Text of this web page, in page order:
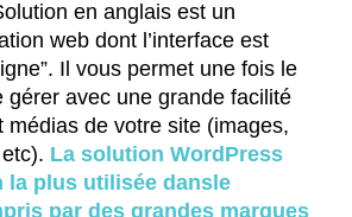
en anglais est un
web dont l’interface est
Il vous permet une fois le
gérer avec une grande facilité
médias de votre site (images,
La solution WordPress
la plus utilisée dansle
par des grandes marques